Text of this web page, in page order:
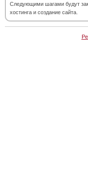
Следующими шагами будут
хостинга и создание сайта.